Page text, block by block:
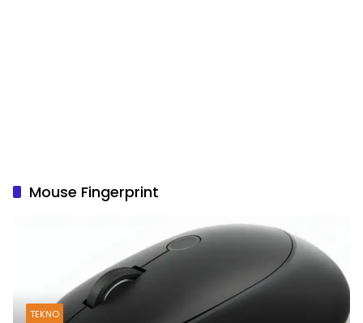
Mouse Fingerprint
TEKNO